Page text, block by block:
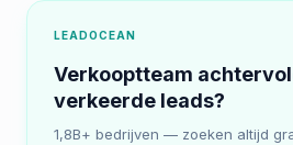
LEADOCEAN
Verkooptteam
verkeerde leads?
1,8B+ bedrijven — zoeken altijd